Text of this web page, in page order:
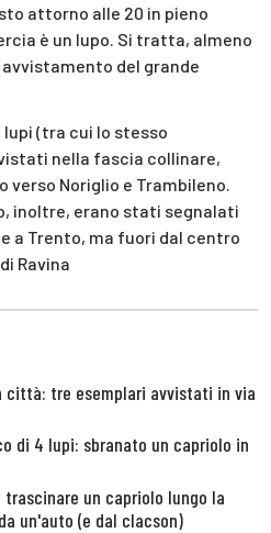
attorno alle 20 in pieno
è un lupo. Si tratta, almeno
del grande
lupi (tra cui lo stesso
nella fascia collinare,
verso Noriglio e Trambileno.
inoltre, erano stati segnalati
a Trento, ma fuori dal centro
Ravina
città: tre esemplari avvistati in via
di 4 lupi: sbranato un capriolo in
un capriolo lungo la
un'auto (e dal clacson)